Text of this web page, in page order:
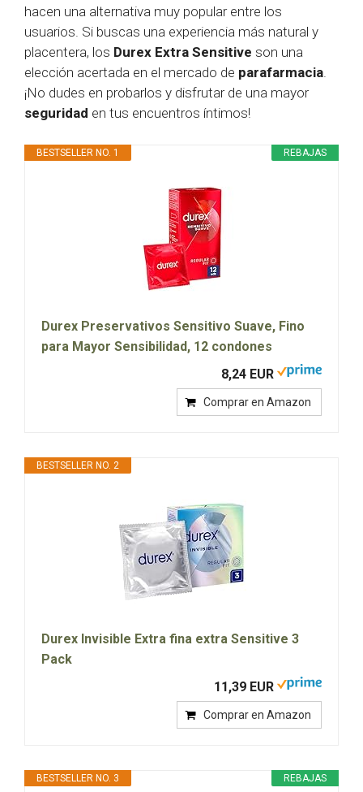
hacen una alternativa muy popular entre los
usuarios. Si buscas una experiencia más natural y
placentera, los Durex Extra Sensitive son una
elección acertada en el mercado de parafarmacia.
¡No dudes en probarlos y disfrutar de una mayor
seguridad en tus encuentros íntimos!
REBAJAS
BESTSELLER NO. 1
Durex Preservativos Sensitivo Suave, Fino
para Mayor Sensibilidad, 12 condones
8,24 EUR
Comprar en Amazon
BESTSELLER NO. 2
Durex Invisible Extra fina extra Sensitive 3
Pack
11,39 EUR
Comprar en Amazon
REBAJAS
BESTSELLER NO. 3